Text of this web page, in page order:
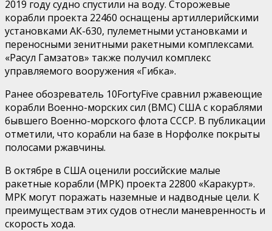
2019 году судно спустили на воду. Сторожевые
корабли проекта 22460 оснащены артиллерийскими
установками АК-630, пулеметными установками и
переносными зенитными ракетными комплексами.
«Расул Гамзатов» также получил комплекс
управляемого вооружения «Гибка».
Ранее обозреватель 10FortyFive сравнил ржавеющие
корабли Военно-морских сил (ВМС) США с кораблями
бывшего Военно-морского флота СССР. В публикации
отметили, что корабли на базе в Норфолке покрыты
полосами ржавчины.
В октябре в США оценили российские малые
ракетные корабли (МРК) проекта 22800 «Каракурт».
МРК могут поражать наземные и надводные цели. К
преимуществам этих судов отнесли маневренность и
скорость хода.